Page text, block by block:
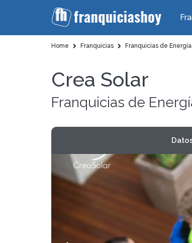
Home Franquicias Franquicias de
Crea Solar
Franquicias de